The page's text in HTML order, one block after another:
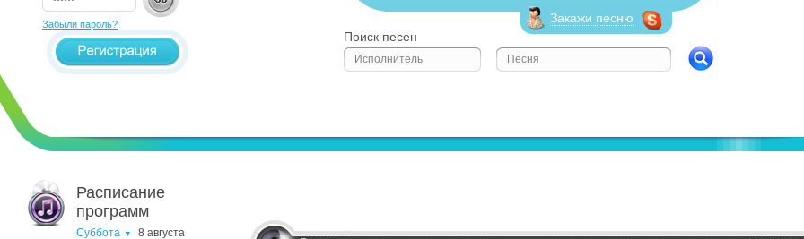
Забыли пароль?
Расписание
программ
Суббота 8 августа
Закажи песню
Поиск песен